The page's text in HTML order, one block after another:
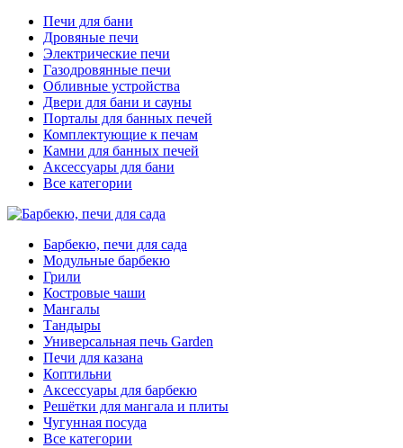
Печи для бани
Дровяные печи
Электрические печи
Газодровянные печи
Обливные устройства
Двери для бани и сауны
Порталы для банных печей
Комплектующие к печам
Камни для банных печей
Аксессуары для бани
Все категории
Барбекю, печи для сада
Модульные барбекю
Грили
Костровые чаши
Мангалы
Тандыры
Универсальная печь Garden
Печи для казана
Коптильни
Аксессуары для барбекю
Решётки для мангала и плиты
Чугунная посуда
Все категории